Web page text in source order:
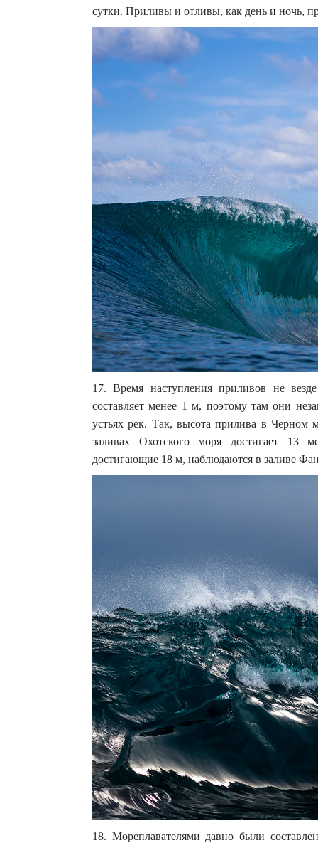
сутки. Приливы и отливы, как день и ночь,
17. Время наступления приливов не
составляет менее 1 м, поэтому там они
устьях рек. Так, высота прилива в Черном
заливах Охотского моря достигает
достигающие 18 м, наблюдаются в заливе
18. Мореплавателями давно были